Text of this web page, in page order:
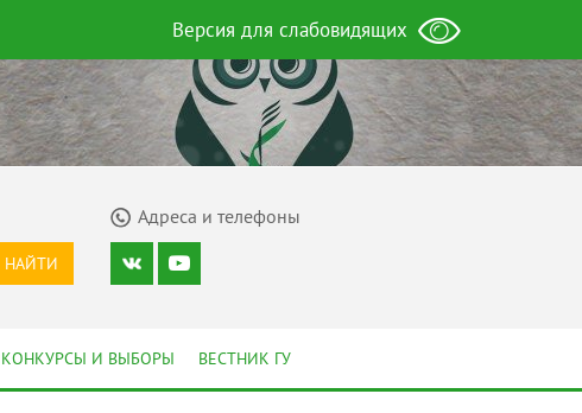
Версия для слабовидящих
Адреса и телефоны
НАЙТИ
КОНКУРСЫ И ВЫБОРЫ ВЕСТНИК ГУ